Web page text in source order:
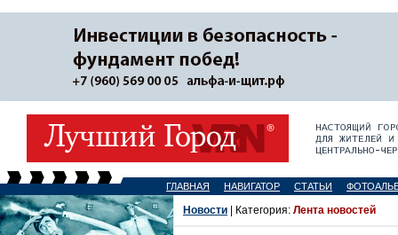
ГЛАВНАЯ НАВИГАТОР СТАТЬИ
Новости | Категория: Лента новостей